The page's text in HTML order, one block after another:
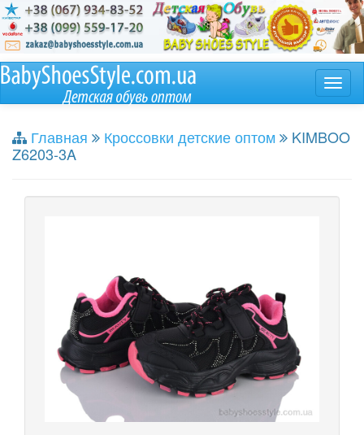
Главная Кроссовки детские оптом
KIMBOO
Z6203-3A